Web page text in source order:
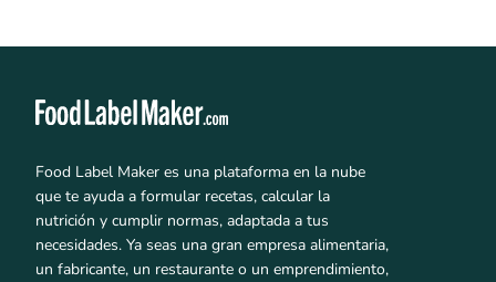
Food Label Maker es una plataforma en la nube
que te ayuda a formular recetas, calcular la
nutrición y cumplir normas, adaptada a tus
necesidades. Ya seas una gran empresa alimentaria,
un fabricante, un restaurante o un emprendimiento,